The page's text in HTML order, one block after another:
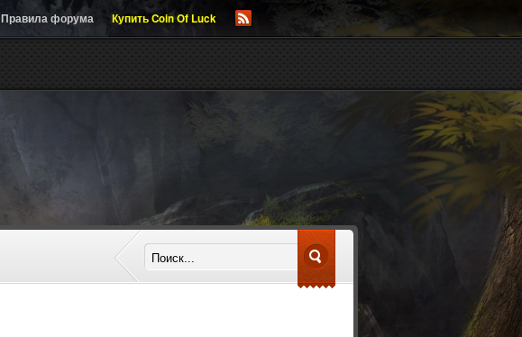
Правила форума Купить Coin Of Luck